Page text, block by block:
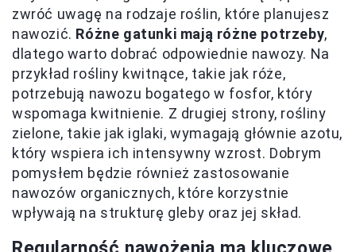
zwróć uwagę na rodzaje roślin, które planujesz
nawozić. Różne gatunki mają różne potrzeby,
dlatego warto dobrać odpowiednie nawozy. Na
przykład rośliny kwitnące, takie jak róże,
potrzebują nawozu bogatego w fosfor, który
wspomaga kwitnienie. Z drugiej strony, rośliny
zielone, takie jak iglaki, wymagają głównie azotu,
który wspiera ich intensywny wzrost. Dobrym
pomysłem będzie również zastosowanie
nawozów organicznych, które korzystnie
wpływają na strukturę gleby oraz jej skład.